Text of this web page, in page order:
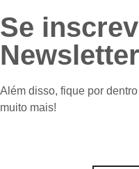
Se
Newsletter
Além disso, fique por
muito mais!